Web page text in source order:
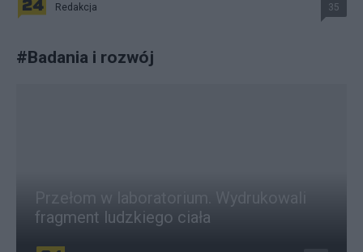
Redakcja 35
#Badania i rozwój
Przełom w laboratorium. Wydrukowali
fragment ludzkiego ciała